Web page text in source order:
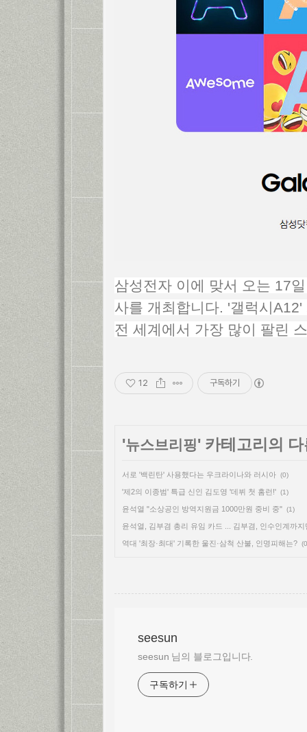
삼성전자 이에 맞서 오는 17
사를 개최합니다. '갤럭시
전 세계에서 가장 많이 팔린
12 구독하기
'뉴스브리핑' 카테고리의
서로 '백린탄' 사용했다는 우크라이나와 러시아 (0)
'제2의 이종범' 특급 신인 김도영 '데뷔 첫 홈런!' (1)
윤석열 "소상공인 방역지원금 1000만원 중비 중" (1)
윤석열, 김부겸 총리 유임 카드 ... 김부겸, 인수인계까지
역대 '최장·최대' 기록한 울진·삼척 산불, 인명피해는?
seesun
seesun 님의 블로그입니다.
구독하기